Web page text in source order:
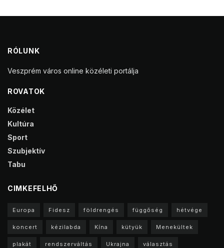
RÓLUNK
Veszprém város online közéleti portálja
ROVATOK
Közélet
Kultúra
Sport
Szubjektív
Tabu
CIMKEFELHŐ
Europa Fidesz földrengés függőség hétvége
koncert kézilabda Kína kütyük Menekültek
plakát rendszerváltás Ukrajna választás